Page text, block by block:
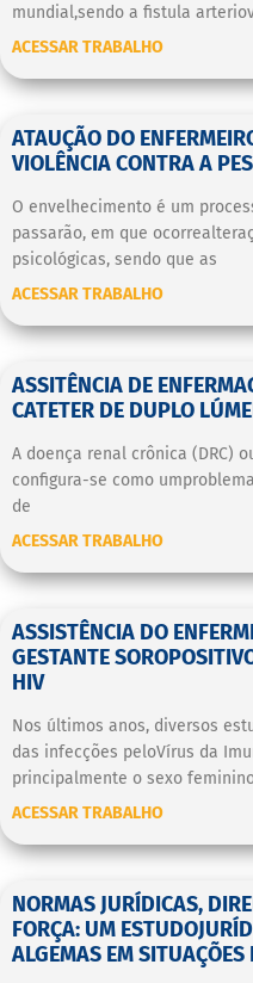
mundial,sendo a fistula
ACESSAR TRABALHO
ATAUÇÃO DO
VIOLÊNCIA CONTRA A
O envelhecimento é um
passarão, em que
psicológicas, sendo que as
ACESSAR TRABALHO
ASSITÊNCIA DE
CATETER DE DUPLO
A doença renal crônica (DRC)
configura-se como
de
ACESSAR TRABALHO
ASSISTÊNCIA DO
GESTANTE
HIV
Nos últimos anos, diversos
das infecções peloVírus da
principalmente o sexo
ACESSAR TRABALHO
NORMAS JURÍDICAS,
FORÇA: UM
ALGEMAS EM SITUAÇÕES